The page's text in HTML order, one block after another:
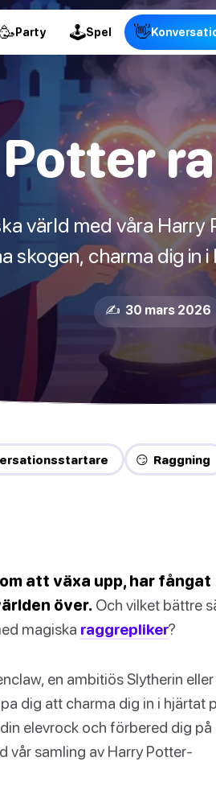
Party 🕹Spel 👋
värld med våra
skogen, charma dig in
✍️ 30 mars 2026
😏 Raggning
att växa upp, har fångat
över. Och vilket bättre
magiska raggrepliker?
en ambitiös Slytherin
dig att charma dig in i hjärtat
elevrock och förbered dig på
vår samling av Harry Potter-